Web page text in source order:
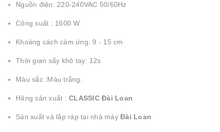
Nguồn điện: 220-240VAC 50/60Hz
Công suất : 1600 W
Khoảng cách cảm ứng: 9 - 15 cm
Thời gian sấy khô tay: 12s
Màu sắc :Màu trắng.
Hãng sản xuất : CLASSIC Đài Loan
Sản xuất và lắp ráp tại nhà máy Đài Loan